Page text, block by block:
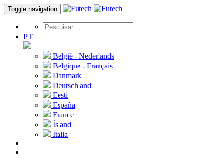
Toggle navigation
PT
België - Nederlands
Belgique - Français
Danmark
Deutschland
Eesti
España
France
Ísland
Italia